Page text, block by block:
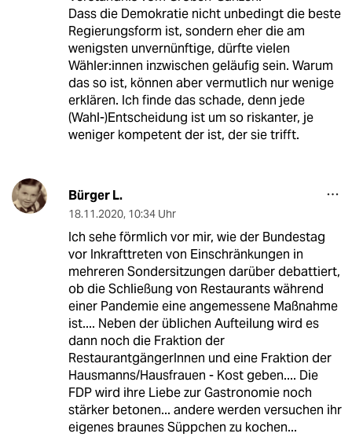
Dass die Demokratie nicht unbedingt die beste
Regierungsform ist, sondern eher die am
wenigsten unvernünftige, dürfte vielen
Wähler:innen inzwischen geläufig sein. Warum
das so ist, können aber vermutlich nur wenige
erklären. Ich finde das schade, denn jede
(Wahl-)Entscheidung ist um so riskanter, je
weniger kompetent der ist, der sie trifft.
Bürger L.
18.11.2020, 10:34 Uhr
Ich sehe förmlich vor mir, wie der Bundestag
vor Inkrafttreten von Einschränkungen in
mehreren Sondersitzungen darüber debattiert,
ob die Schließung von Restaurants während
einer Pandemie eine angemessene Maßnahme
ist.... Neben der üblichen Aufteilung wird es
dann noch die Fraktion der
RestaurantgängerInnen und eine Fraktion der
Hausmanns/Hausfrauen - Kost geben.... Die
FDP wird ihre Liebe zur Gastronomie noch
stärker betonen... andere werden versuchen ihr
eigenes braunes Süppchen zu kochen...